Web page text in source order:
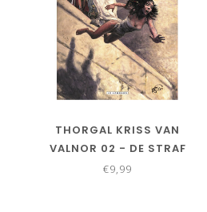
THORGAL KRISS VAN
VALNOR 02 - DE STRAF
VAN DE WALKUREN
€9,99